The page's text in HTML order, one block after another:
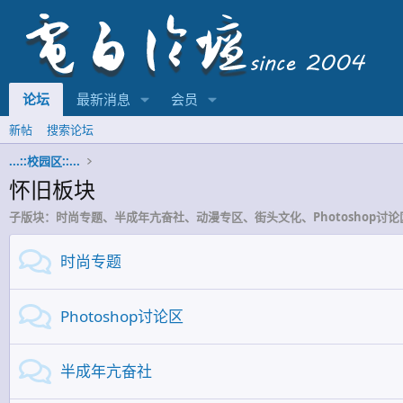
论坛 最新消息 会员
新帖
搜索论坛
...::校园区::...
怀旧板块
子版块：时尚专题、半成年亢奋社、动漫专区、街头文化、Photoshop讨论
时尚专题
Photoshop讨论区
半成年亢奋社